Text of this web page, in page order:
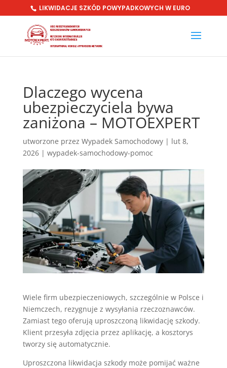
LIKWIDACJE SZKÓD POWYPADKOWYCH W EURO
Dlaczego wycena
ubezpieczyciela bywa
zaniżona – MOTOEXPERT
utworzone przez Wypadek Samochodowy| lut 8,
2026| wypadek-samochodowy-pomoc
Wiele firm ubezpieczeniowych, szczególnie w Polsce i
Niemczech, rezygnuje z wysyłania rzeczoznawców.
Zamiast tego oferują uproszczoną likwidację szkody.
Klient przesyła zdjęcia przez aplikację, a kosztorys
tworzy się automatycznie.
Uproszczona likwidacja szkody może pomijać ważne